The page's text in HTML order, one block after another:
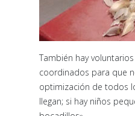
También hay
coordinados para que
optimización de todos
llegan; si hay niños